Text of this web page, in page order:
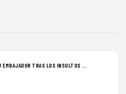
EMBAJADOR TRAS LOS INSULTOS ...